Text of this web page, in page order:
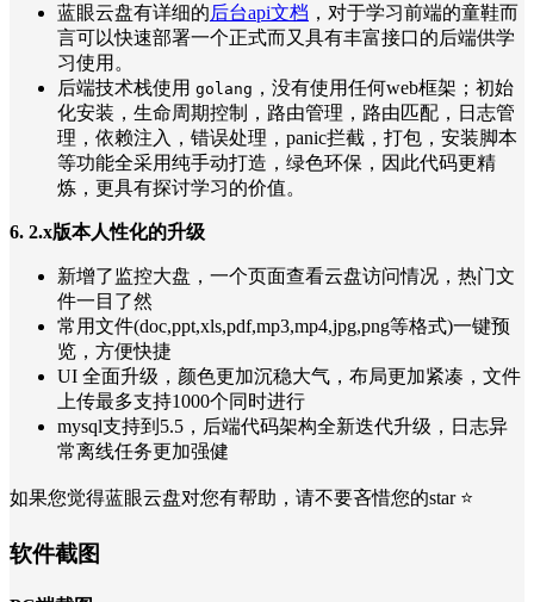
蓝眼云盘有详细的后台api文档 ，对于学习前端的童鞋而
言可以快速部署一个正式而又具有丰富接口的后端供学
习使用。
后端技术栈使用 golang ，没有使用任何web框架；初始
化安装，生命周期控制，路由管理，路由匹配，日志管
理，依赖注入，错误处理，panic拦截，打包，安装脚本
等功能全采用纯手动打造，绿色环保，因此代码更精
炼，更具有探讨学习的价值。
6. 2.x版本人性化的升级
新增了监控大盘，一个页面查看云盘访问情况，热门文
件一目了然
常用文件(doc,ppt,xls,pdf,mp3,mp4,jpg,png等格式)一键预
览，方便快捷
UI 全面升级，颜色更加沉稳大气，布局更加紧凑，文件
上传最多支持1000个同时进行
mysql支持到5.5，后端代码架构全新迭代升级，日志异
常离线任务更加强健
如果您觉得蓝眼云盘对您有帮助，请不要吝惜您的star ⭐
软件截图